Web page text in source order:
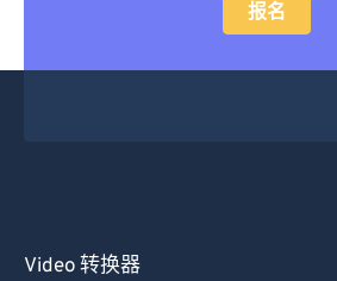
报名
Video 转换器